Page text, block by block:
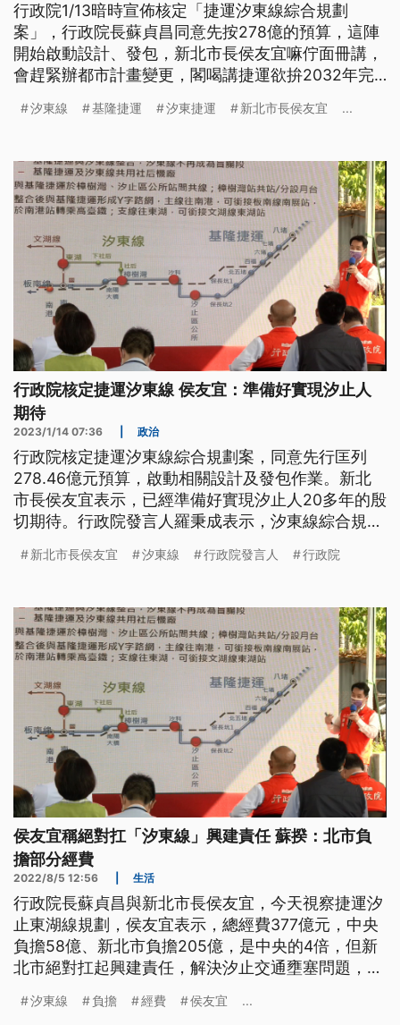
行政院1/13暗時宣佈核定「捷運汐東線綜合規劃
案」，行政院長蘇貞昌同意先按278億的預算，這陣
開始啟動設計、發包，新北市長侯友宜嘛佇面冊講，
會趕緊辦都市計畫變更，閣喝講捷運欲拚2032年完
汐東線 基隆捷運 汐東捷運 新北市長侯友宜 ...
行政院核定捷運汐東線 侯友宜：準備好實現汐止人
期待
2023/1/14 07:36 政治
行政院核定捷運汐東線綜合規劃案，同意先行匡列
278.46億元預算，啟動相關設計及發包作業。新北
市長侯友宜表示，已經準備好實現汐止人20多年的殷
切期待。行政院發言人羅秉成表示，汐東線綜合規劃
交通部與國發會加速流程審視確認後，行政院長蘇貞
一條捷運，汐止人等了20多年，終於盼來計劃核定，
期望未來中央、地方一起
新北市長侯友宜 汐東線 行政院發言人 行政院
侯友宜稱絕對扛「汐東線」興建責任 蘇揆：北市負
擔部分經費
2022/8/5 12:56 生活
行政院長蘇貞昌與新北市長侯友宜，今天視察捷運汐
止東湖線規劃，侯友宜表示，總經費377億元，中央
負擔58億、新北市負擔205億，是中央的4倍，但新
北市絕對扛起興建責任，解決汐止交通壅塞問題，蘇
經費，以後會還給新北，而且377億也含基隆捷運的
汐東線 負擔 經費 侯友宜 ...